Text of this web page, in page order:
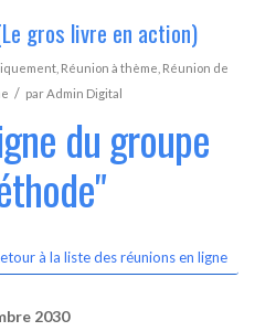
gros livre en action)
, Réunion à thème Réunion de
/ parAdmin Digital
du groupe
à la liste des réunions en ligne
2030